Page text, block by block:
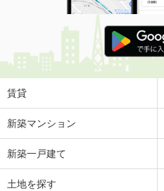
賃貸
新築マンション
新築一戸建て
土地を探す